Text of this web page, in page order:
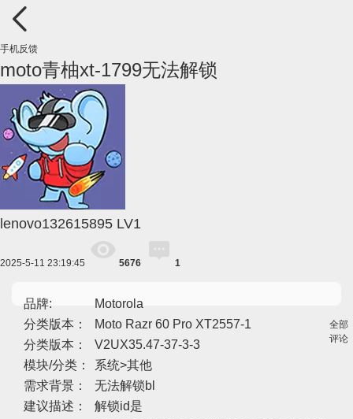
手机反馈
moto青柚xt-1799无法解锁
lenovo132615895 LV1
2025-5-11 23:19:45 5676 1
品牌:
Motorola
分类版本：
Moto Razr 60 Pro XT2557-1
分类版本：
V2UX35.47-37-3-3
模块/分类：
系统>其他
需求背景：
无法解锁bl
建议描述：
解锁id是
全部
评论